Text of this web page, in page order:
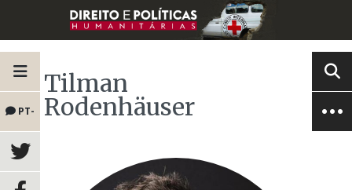
PT-
BR
Tilman
Rodenhäuser